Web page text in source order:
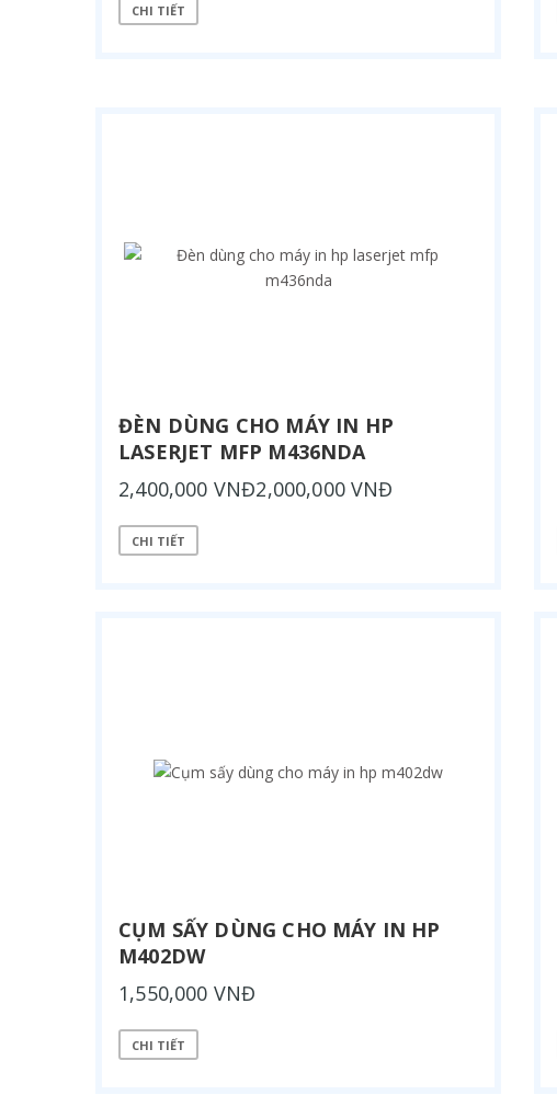
CHI TIẾT
ĐÈN DÙNG CHO MÁY IN HP
LASERJET MFP M436NDA
2,400,000 VNĐ2,000,000 VNĐ
CHI TIẾT
CỤM SẤY DÙNG CHO MÁY IN HP
M402DW
1,550,000 VNĐ
CHI TIẾT